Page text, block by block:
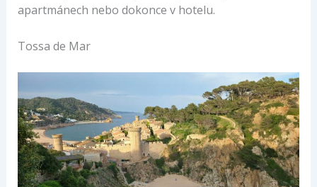
apartmánech nebo dokonce v hotelu.
Tossa de Mar